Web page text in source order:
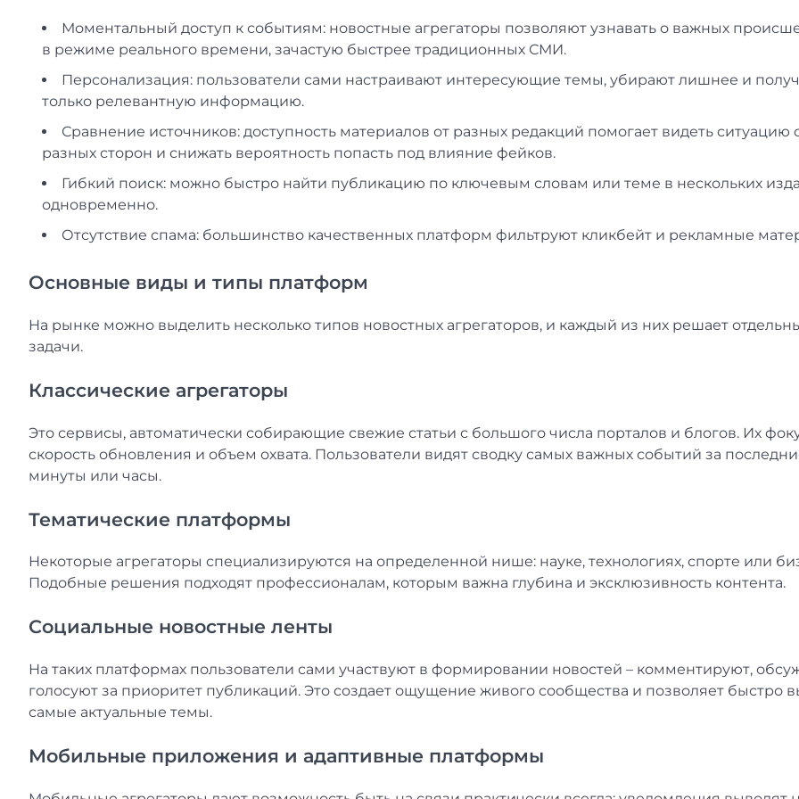
Моментальный доступ к событиям: новостные агрегаторы позволяют узнавать о важных
в режиме реального времени, зачастую быстрее традиционных СМИ.
Персонализация: пользователи сами настраивают интересующие темы, убирают лишнее и
только релевантную информацию.
Сравнение источников: доступность материалов от разных редакций помогает видеть ситуацию
разных сторон и снижать вероятность попасть под влияние фейков.
Гибкий поиск: можно быстро найти публикацию по ключевым словам или теме в нескольких
одновременно.
Отсутствие спама: большинство качественных платформ фильтруют кликбейт и рекламные
Основные виды и типы платформ
На рынке можно выделить несколько типов новостных агрегаторов, и каждый из них решает
задачи.
Классические агрегаторы
Это сервисы, автоматически собирающие свежие статьи с большого числа порталов и блогов. Их
скорость обновления и объем охвата. Пользователи видят сводку самых важных событий за
минуты или часы.
Тематические платформы
Некоторые агрегаторы специализируются на определенной нише: науке, технологиях, спорте или
Подобные решения подходят профессионалам, которым важна глубина и эксклюзивность контента.
Социальные новостные ленты
На таких платформах пользователи сами участвуют в формировании новостей – комментируют,
голосуют за приоритет публикаций. Это создает ощущение живого сообщества и позволяет быстро
самые актуальные темы.
Мобильные приложения и адаптивные платформы